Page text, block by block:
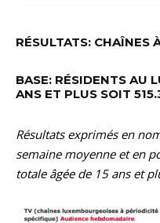
RÉSULTATS: CHAÎNES
BASE: RÉSIDENTS AU
ANS ET PLUS SOIT
Résultats exprimés en
semaine moyenne et en
totale âgée de 15 ans et